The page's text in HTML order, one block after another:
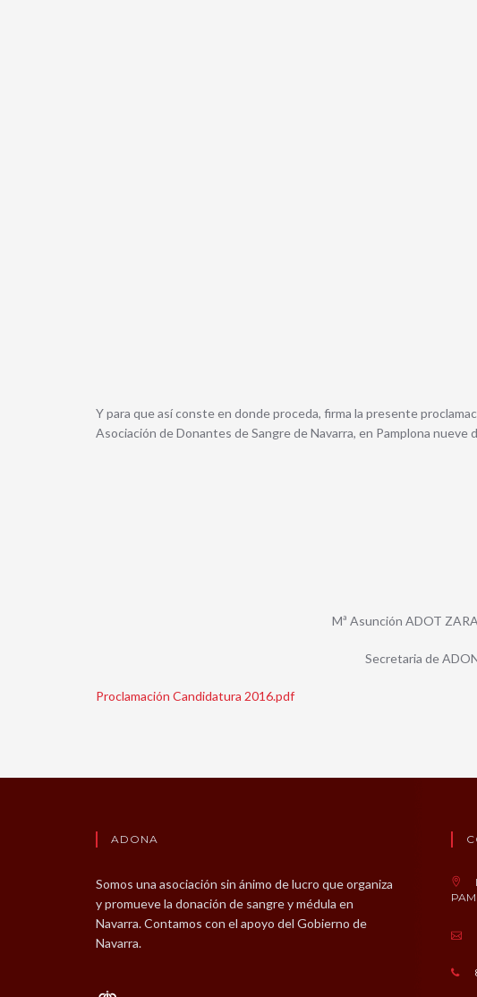
Y para que así conste en donde proceda, firma la presente
Asociación de Donantes de Sangre de Navarra, en Pamplona nueve
Mª Asunción ADOT
Secretaria de
Proclamación Candidatura 2016.pdf
ADONA
Somos una asociación sin ánimo de lucro que organiza
y promueve la donación de sangre y médula en
Navarra. Contamos con el apoyo del Gobierno de
Navarra.